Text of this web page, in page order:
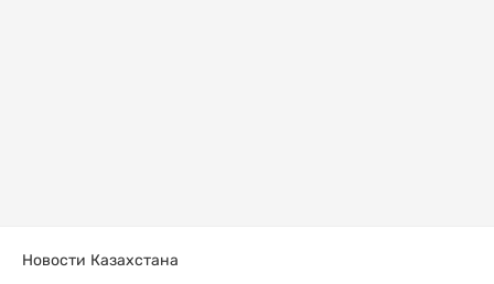
Новости Казахстана